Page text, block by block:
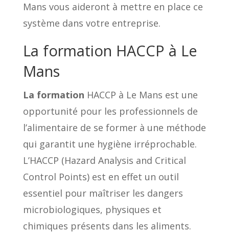
Mans vous aideront à mettre en place ce
système dans votre entreprise.
La formation HACCP à Le
Mans
La formation HACCP à Le Mans est une
opportunité pour les professionnels de
l’alimentaire de se former à une méthode
qui garantit une hygiène irréprochable.
L’HACCP (Hazard Analysis and Critical
Control Points) est en effet un outil
essentiel pour maîtriser les dangers
microbiologiques, physiques et
chimiques présents dans les aliments.